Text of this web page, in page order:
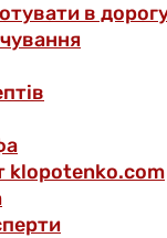
в
klopotenko.com